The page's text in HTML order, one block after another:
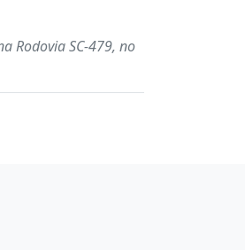
Rodovia SC-479, no